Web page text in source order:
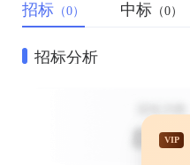
招标 （0） 中标 （0）
招标分析
VIP